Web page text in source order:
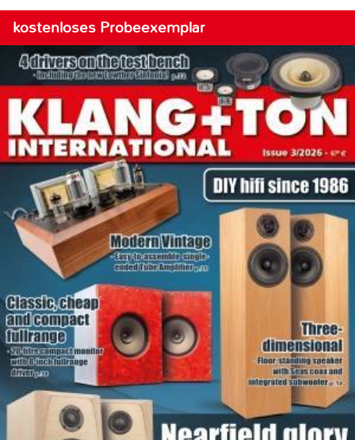
kostenloses Probeexemplar